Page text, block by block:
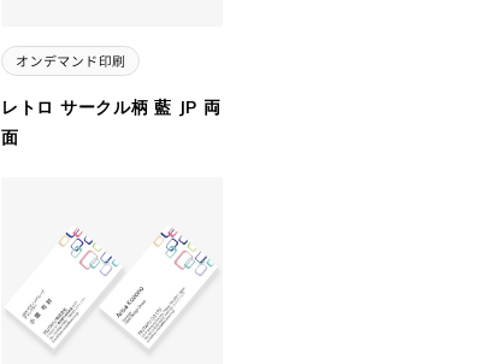
レトロ サークル柄 藍 JP 両
面